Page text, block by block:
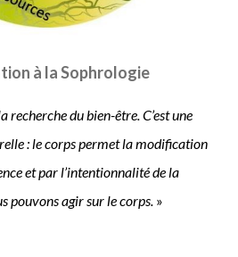
à la Sophrologie
recherche du bien-être. C’est une
: le corps permet la modification
et par l’intentionnalité de la
pouvons agir sur le corps. »